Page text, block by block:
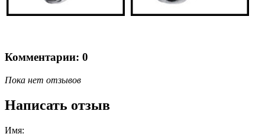
Комментарии: 0
Пока нет отзывов
Написать отзыв
Имя: